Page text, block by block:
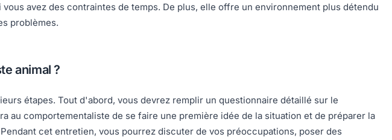
avez des contraintes de temps. De plus, elle offre un environnement plus détendu
problèmes.
animal ?
étapes. Tout d'abord, vous devrez remplir un questionnaire détaillé sur le
comportementaliste de se faire une première idée de la situation et de préparer la
cet entretien, vous pourrez discuter de vos préoccupations, poser des